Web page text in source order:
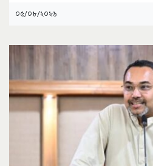
০৫/০৮/২০২৬